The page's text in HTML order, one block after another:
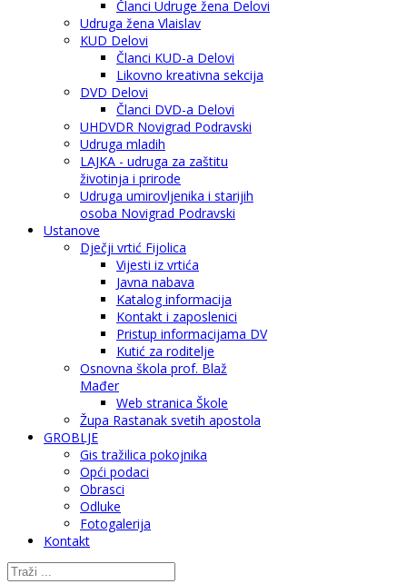
Članci Udruge žena Delovi
Udruga žena Vlaislav
KUD Delovi
Članci KUD-a Delovi
Likovno kreativna sekcija
DVD Delovi
Članci DVD-a Delovi
UHDVDR Novigrad Podravski
Udruga mladih
LAJKA - udruga za zaštitu
životinja i prirode
Udruga umirovljenika i starijih
osoba Novigrad Podravski
Ustanove
Dječji vrtić Fijolica
Vijesti iz vrtića
Javna nabava
Katalog informacija
Kontakt i zaposlenici
Pristup informacijama DV
Kutić za roditelje
Osnovna škola prof. Blaž
Mađer
Web stranica Škole
Župa Rastanak svetih apostola
GROBLJE
Gis tražilica pokojnika
Opći podaci
Obrasci
Odluke
Fotogalerija
Kontakt